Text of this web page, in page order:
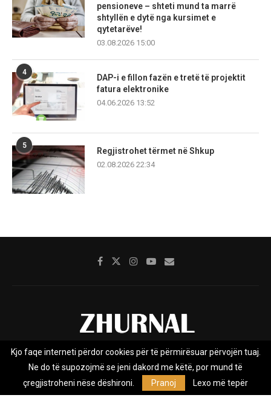
pensioneve – shteti mund ta marrë
shtyllën e dytë nga kursimet e
qytetarëve!
03.08.2026 15:00
4
DAP-i e fillon fazën e tretë të projektit
fatura elektronike
04.06.2026 13:52
5
Regjistrohet tërmet në Shkup
02.08.2026 22:34
Rreth nesh Impresumi Marketing
Kontakt
Privacy Policy
Zhurnal.mk është Agjenci e Lajmeve e pavarur, e themeluar në vitin
Kjo faqe interneti përdor cookies për të përmirësuar përvojën tuaj.
Ne do të supozojmë se jeni dakord me këtë, por mund të
çregjistroheni nëse dëshironi.
Pranoj Lexo më tepër